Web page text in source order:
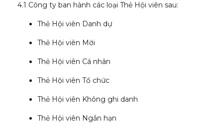
4.1 Công ty ban hành các loại Thẻ Hội viên sau:
Thẻ Hội viên Danh dự
Thẻ Hội viên Mời
Thẻ Hội viên Cá nhân
Thẻ Hội viên Tổ chức
Thẻ Hội viên Không ghi danh
Thẻ Hội viên Ngắn hạn